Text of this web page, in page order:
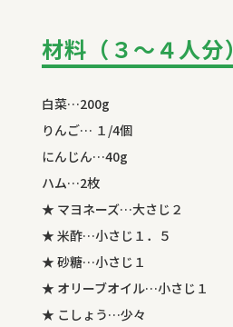
材料（３～４人分）
白菜…200g
りんご… １/4個
にんじん…40g
ハム…2枚
★ マヨネーズ…大さじ２
★ 米酢…小さじ１．５
★ 砂糖…小さじ１
★ オリーブオイル…小さじ１
★ こしょう…少々